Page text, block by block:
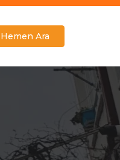
Hemen Ara